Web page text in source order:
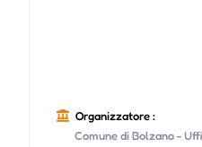
Organizzatore :
Comune di Bolzano -